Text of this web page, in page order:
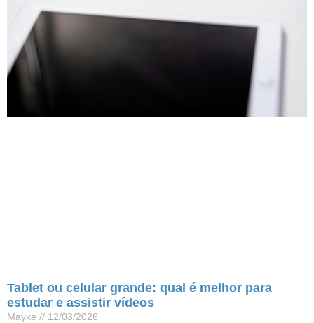
Tablet ou celular grande: qual é melhor para
estudar e assistir vídeos
Mayke
12/03/2026